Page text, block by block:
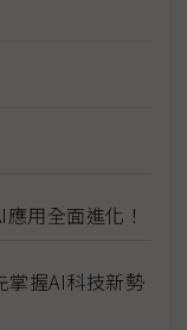
用全面進化！
掌握AI科技新勢